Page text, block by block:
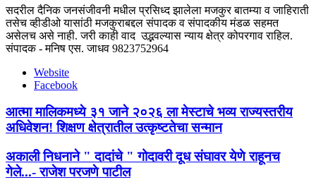
सदरील दैनिक जनसंजीवनी मधील प्रसिध्द झालेला मजकुर बातम्या व जाहिराती
तसेच व्हीडीओ यासांठी मजकुराबद्दल संपादक व संपादकीय मंडळ सहमत
असेलच असे नाही. जरी काही वाद उद्भवल्यास न्याय क्षेत्र कोपरगाव राहिल.
संपादक - मनिष एस. जाधव 9823752964
Website
Facebook
आत्मा मालिकमध्ये ३१ जाने २०२६ ला मेस्टाचे भव्य राज्यस्तरीय
अधिवेशन! शिक्षण क्षेत्रातील उत्कृष्टतेचा सन्मान
अकाली निधनाने " दादांचे " गोदावरी दूध संघावर येणे राहूनच
गेले...- राजेश परजणे पाटील